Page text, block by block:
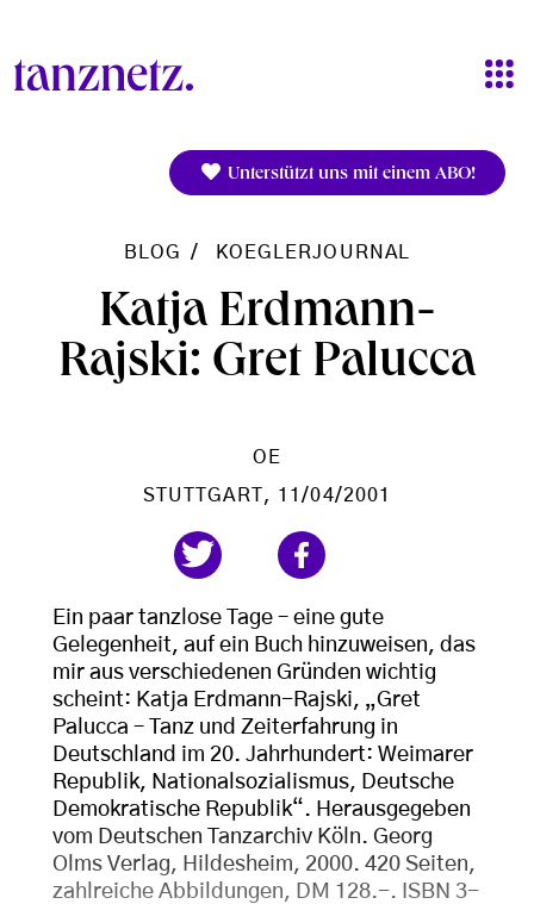
Unterstützt uns mit einem ABO!
BLOG KOEGLERJOURNAL
Katja Erdmann-
Rajski: Gret Palucca
OE
STUTTGART
, 11/04/2001
Ein paar tanzlose Tage – eine gute
Gelegenheit, auf ein Buch hinzuweisen, das
mir aus verschiedenen Gründen wichtig
scheint: Katja Erdmann-Rajski, „Gret
Palucca – Tanz und Zeiterfahrung in
Deutschland im 20. Jahrhundert: Weimarer
Republik, Nationalsozialismus, Deutsche
Demokratische Republik“. Herausgegeben
vom Deutschen Tanzarchiv Köln. Georg
Olms Verlag, Hildesheim, 2000. 420 Seiten,
zahlreiche Abbildungen, DM 128.-. ISBN 3-